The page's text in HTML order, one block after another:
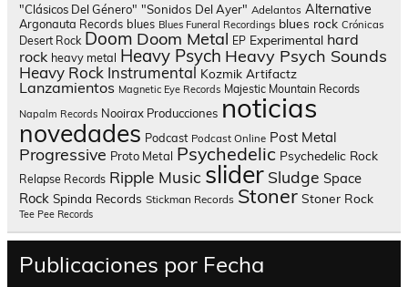
"Clásicos Del Género" "Sonidos Del Ayer" Adelantos Alternative
Argonauta Records blues Blues Funeral Recordings blues rock Crónicas
Desert Rock Doom Doom Metal EP Experimental hard
rock heavy metal Heavy Psych Heavy Psych Sounds
Heavy Rock Instrumental Kozmik Artifactz
Lanzamientos Magnetic Eye Records Majestic Mountain Records
Napalm Records Nooirax Producciones noticias
novedades Podcast Podcast Online Post Metal
Progressive Proto Metal Psychedelic Psychedelic Rock
Relapse Records Ripple Music slider Sludge Space
Rock Spinda Records Stickman Records Stoner Stoner Rock
Tee Pee Records
Publicaciones por Fecha